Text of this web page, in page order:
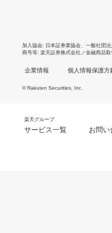
加入協会 日本証券業協会 一般社団
商号等 楽天証券株式会社／金融商品
企業情報 個人情報保護方
© Rakuten Securities, Inc.
楽天グループ
サービス一覧 お問い